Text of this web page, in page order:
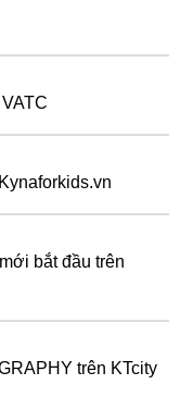
bắt đầu trên
trên KTcity